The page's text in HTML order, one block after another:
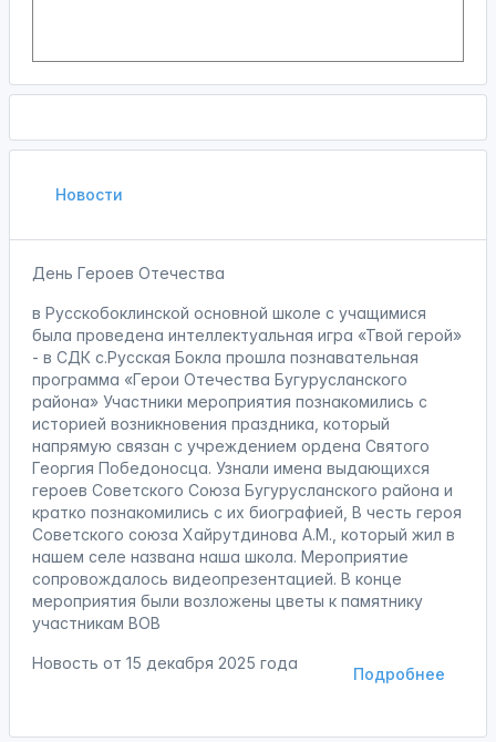
Новости
День Героев Отечества
в Русскобоклинской основной школе с учащимися
была проведена интеллектуальная игра «Твой герой»
- в СДК с.Русская Бокла прошла познавательная
программа «Герои Отечества Бугурусланского
района» Участники мероприятия познакомились с
историей возникновения праздника, который
напрямую связан с учреждением ордена Святого
Георгия Победоносца. Узнали имена выдающихся
героев Советского Союза Бугурусланского района и
кратко познакомились с их биографией, В честь героя
Советского союза Хайрутдинова А.М., который жил в
нашем селе названа наша школа. Мероприятие
сопровождалось видеопрезентацией. В конце
мероприятия были возложены цветы к памятнику
участникам ВОВ
Подробнее
Новость от 15 декабря 2025 года